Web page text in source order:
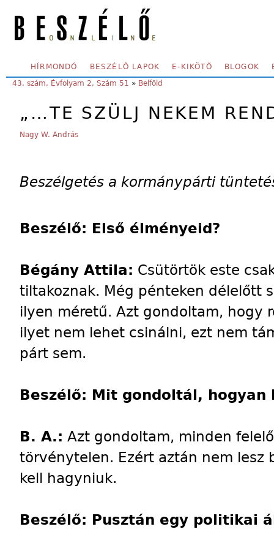
SECONDARY MENU
HÍRMONDÓ BESZÉLŐ LAPOK E-KIKÖTŐ BLOGOK
YOU ARE HERE:
43. szám, Évfolyam 2, Szám 51 » Belföld
„…TE SZÜLJ NEKEM
Nagy W. András
Beszélgetés a kormánypárti
Beszélő: Első élményeid?
Bégány Attila: Csütörtök este
tiltakoznak. Még pénteken délelőtt
ilyen méretű. Azt gondoltam, hogy
ilyet nem lehet csinálni, ezt nem
párt sem.
Beszélő: Mit gondoltál, hogyan
B. A.: Azt gondoltam, minden
törvénytelen. Ezért aztán nem lesz
kell hagyniuk.
Beszélő: Pusztán egy politikai